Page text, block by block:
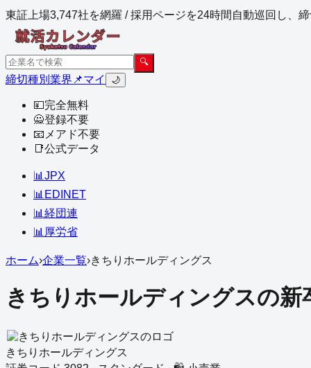
東証上場3,747社を網羅 / 採用ページを24時間自動巡回し、
🔍
締切種別 業界 📌マイ 🌙
💴完全無料
🙅登録不要
📧 メアド不要
📑公式データ
📊 JPX
📊 EDINET
📊 経団連
📊 厚労省
ホーム›企業一覧›きちりホールディングス
きちりホールディングスの新
きちりホールディングス